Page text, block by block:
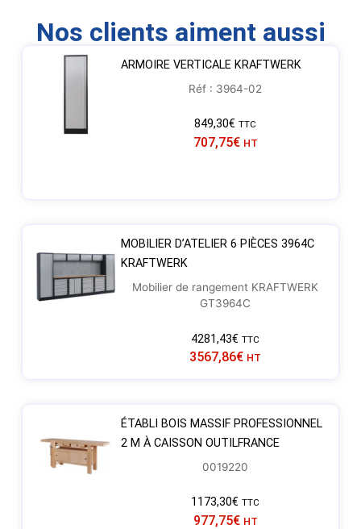
Nos clients aiment aussi
ARMOIRE VERTICALE KRAFTWERK
Réf : 3964-02
849,30€ TTC
707,75€ HT
MOBILIER D’ATELIER 6 PIÈCES 3964C
KRAFTWERK
Mobilier de rangement KRAFTWERK
GT3964C
4281,43€ TTC
3567,86€ HT
ÉTABLI BOIS MASSIF PROFESSIONNEL
2 M À CAISSON OUTILFRANCE
0019220
1173,30€ TTC
977,75€ HT